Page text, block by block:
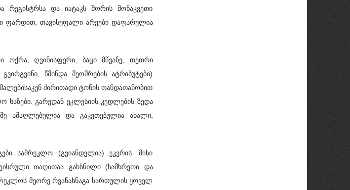
რეგისტრსა და იატაკს შორის მონაკვეთი
ფარდით, თავისუფალი არეები დაფარულია
ღვინისფერი, ბაცი მწვანე, თეთრი
წმინდა მეომრების ატრიბუტები)
ძირითადი ტონის თანდათანობით
გარედან ეკლესიის კედლების ზედა
ამაღლებულია და გაკეთებულია ახალი,
სამრეკლო (გვიანდელია) ეკვრის. მისი
თაღითაა გახსნილი (სამხრეთი და
მეორე რვაწახნაგა სართულის ყოველ